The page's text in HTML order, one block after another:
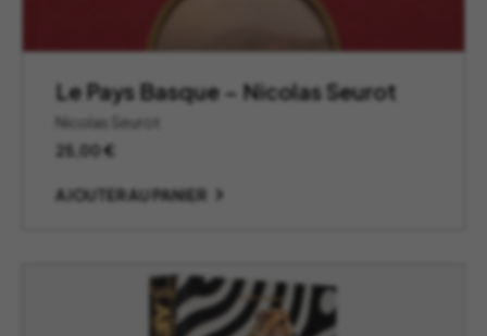
Le Pays Basque – Nicolas Seurot
Nicolas Seurot
25,00€
AJOUTER AU PANIER